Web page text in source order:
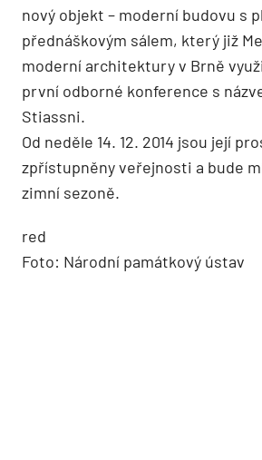
nový objekt – moderní budovu s
přednáškovým sálem, který již
moderní architektury v Brně
první odborné konference s
Stiassni.
Od neděle 14. 12. 2014 jsou její
zpřístupněny veřejnosti a bude
zimní sezoně.
red
Foto: Národní památkový ústav